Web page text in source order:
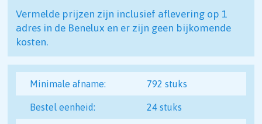
Vermelde prijzen zijn inclusief aflevering op 1
adres in de Benelux en er zijn geen bijkomende
kosten.
Minimale afname: 792 stuks
Bestel eenheid: 24 stuks